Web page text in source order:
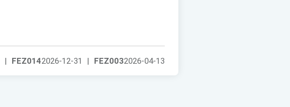
FEZ0032026-04-13
FEZ0142026-12-31 |
|